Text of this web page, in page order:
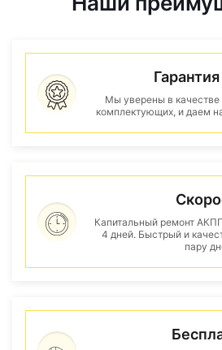
Мы уверены в качестве
комплектующих, и даем
Капитальный ремонт
4 дней. Быстрый и
пару